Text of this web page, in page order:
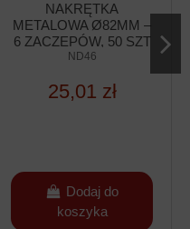
NAKRĘTKA
METALOWA Ø82MM –
6 ZACZEPÓW, 50 SZT
ND46
25,01 zł
Dodaj do
koszyka